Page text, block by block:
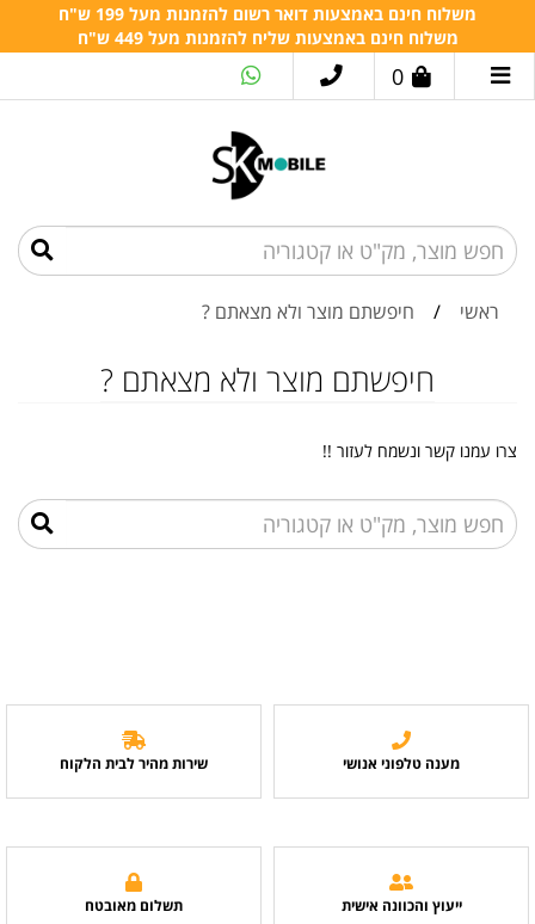
משלוח חינם באמצעות דואר רשום להזמנות מעל 199 ש"ח
משלוח חינם באמצעות שליח להזמנות מעל 449 ש"ח
0
ראשי / חיפשתם מוצר ולא מצאתם ?
חיפשתם מוצר ולא מצאתם ?
צרו עמנו קשר ונשמח לעזור !!
מענה טלפוני אנושי שירות מהיר לבית הלקוח
ייעוץ והכוונה אישית תשלום מאובטח